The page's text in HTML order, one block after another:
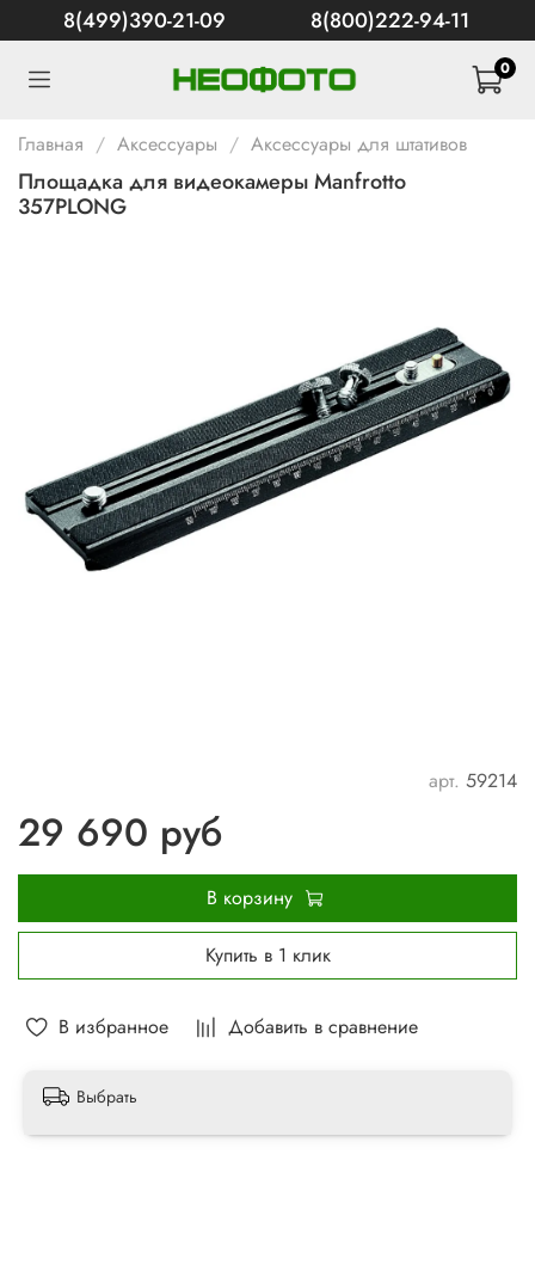
8(499)390-21-09 8(800)222-94-11
0
Главная Аксессуары Аксессуары для штативов
Площадка для видеокамеры Manfrotto
357PLONG
арт. 59214
29 690 руб
В корзину
Купить в 1 клик
В избранное Добавить в сравнение
Выбрать